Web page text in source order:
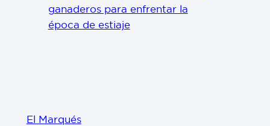
ganaderos para enfrentar la
época de estiaje
El Marqués